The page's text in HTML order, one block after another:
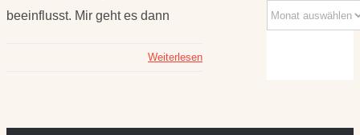
beeinflusst. Mir geht es dann
Weiterlesen